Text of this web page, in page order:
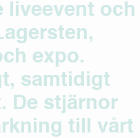
liveevent och
expo.
samtidigt
De stjärnor
till vårt